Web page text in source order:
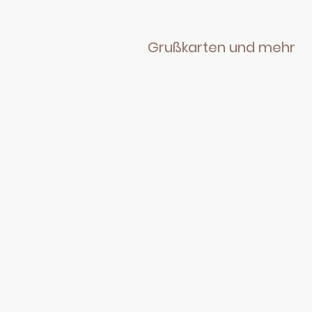
Grußkarten und mehr